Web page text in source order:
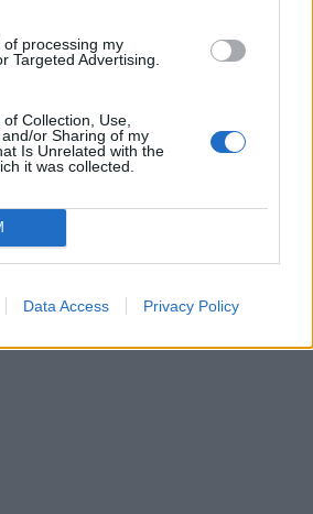
processing my
Targeted Advertising.
Collection, Use,
or Sharing of my
Is Unrelated with the
it was collected.
Data Access Privacy Policy